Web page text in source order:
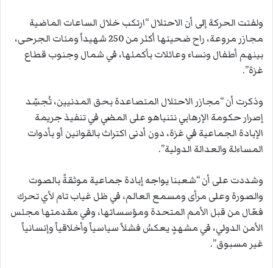
ولفتت الحركة إلى أن الاحتلال “ارتكب خلال الساعات الماضية
مجازر مروعة، راح ضحيتها أكثر من 250 شهيداً ومئات الجرحى،
بينهم أطفال ونساء وعائلات بأكملها، في شمال وجنوب قطاع
غزة”.
وذكرت أن “مجازر الاحتلال المتصاعدة بحق المدنيين، تُجسِّد
إصرار حكومة الإرهابي نتنياهو على المضي في تنفيذ جريمة
الإبادة الجماعية في غزة، دون أدنى اكتراث بالقوانين أو بأدوات
المساءلة والعدالة الدولية”.
وشددت على أن “شعبنا يواجه إبادة جماعية موثقةً بالصوت
والصورة وعلى مرأى ومسمع العالم، في ظل غياب تام لأي تحرك
فعّال من قبل الأمم المتحدة ومؤسساتها، وفي مقدمتها مجلس
الأمن الدولي، في مشهدٍ يعكسُ فشلاً سياسياً وأخلاقياً وإنسانياً
غير مسبوق”.